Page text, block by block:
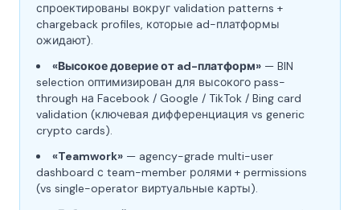
спроектированы вокруг validation patterns +
chargeback profiles, которые ad-платформы
ожидают).
«Высокое доверие от ad-платформ» — BIN
selection оптимизирован для высокого pass-
through на Facebook / Google / TikTok / Bing card
validation (ключевая дифференциация vs generic
crypto cards).
«Teamwork» — agency-grade multi-user
dashboard с team-member ролями + permissions
(vs single-operator виртуальные карты).